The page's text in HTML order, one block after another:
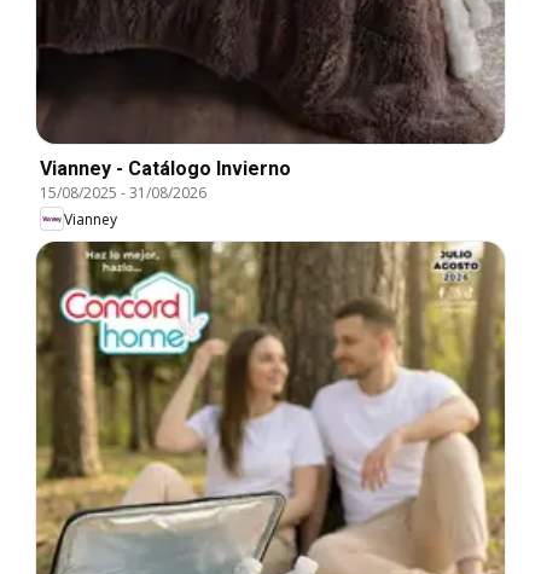
Vianney - Catálogo Invierno
15/08/2025 -31/08/2026
Vianney